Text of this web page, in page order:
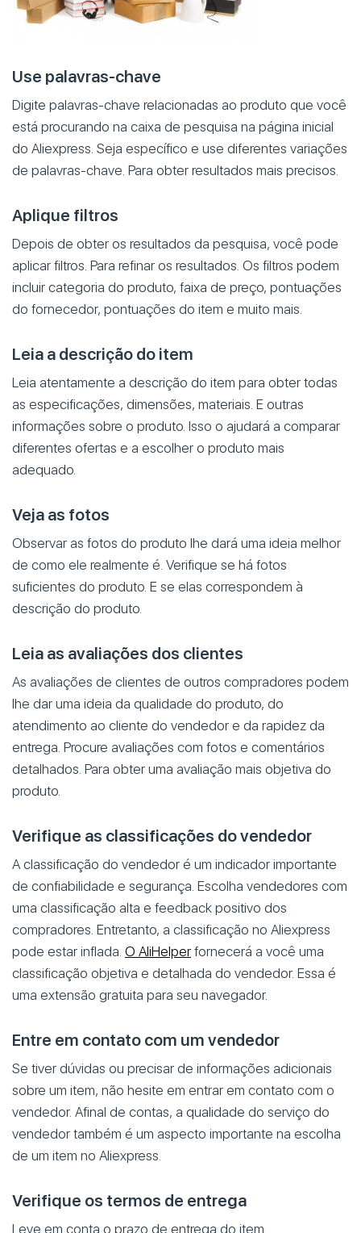
Use palavras-chave
Digite palavras-chave relacionadas ao produto que você
está procurando na caixa de pesquisa na página inicial
do Aliexpress. Seja específico e use diferentes variações
de palavras-chave. Para obter resultados mais precisos.
Aplique filtros
Depois de obter os resultados da pesquisa, você pode
aplicar filtros. Para refinar os resultados. Os filtros podem
incluir categoria do produto, faixa de preço, pontuações
do fornecedor, pontuações do item e muito mais.
Leia a descrição do item
Leia atentamente a descrição do item para obter todas
as especificações, dimensões, materiais. E outras
informações sobre o produto. Isso o ajudará a comparar
diferentes ofertas e a escolher o produto mais
adequado.
Veja as fotos
Observar as fotos do produto lhe dará uma ideia melhor
de como ele realmente é. Verifique se há fotos
suficientes do produto. E se elas correspondem à
descrição do produto.
Leia as avaliações dos clientes
As avaliações de clientes de outros compradores podem
lhe dar uma ideia da qualidade do produto, do
atendimento ao cliente do vendedor e da rapidez da
entrega. Procure avaliações com fotos e comentários
detalhados. Para obter uma avaliação mais objetiva do
produto.
Verifique as classificações do vendedor
A classificação do vendedor é um indicador importante
de confiabilidade e segurança. Escolha vendedores com
uma classificação alta e feedback positivo dos
compradores. Entretanto, a classificação no Aliexpress
pode estar inflada. O AliHelper fornecerá a você uma
classificação objetiva e detalhada do vendedor. Essa é
uma extensão gratuita para seu navegador.
Entre em contato com um vendedor
Se tiver dúvidas ou precisar de informações adicionais
sobre um item, não hesite em entrar em contato com o
vendedor. Afinal de contas, a qualidade do serviço do
vendedor também é um aspecto importante na escolha
de um item no Aliexpress.
Verifique os termos de entrega
Leve em conta o prazo de entrega do item.